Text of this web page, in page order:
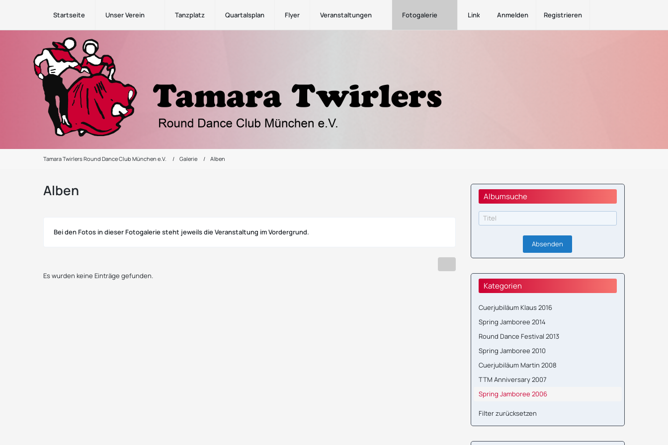
Startseite Unser Verein Tanzplatz Quartalsplan Flyer Veranstaltungen Fotogalerie Links Anmelden Registrieren
Tamara Twirlers Round Dance Club München e.V. Galerie Alben
Alben
Bei den Fotos in dieser Fotogalerie steht jeweils die Veranstaltung im Vordergrund.
Es wurden keine Einträge gefunden.
Albumsuche
Kategorien
Cuerjubiläum Klaus 2016
Spring Jamboree 2014
Round Dance Festival 2013
Spring Jamboree 2010
Cuerjubiläum Martin 2008
TTM Anniversary 2007
Spring Jamboree 2006
Filter zurücksetzen